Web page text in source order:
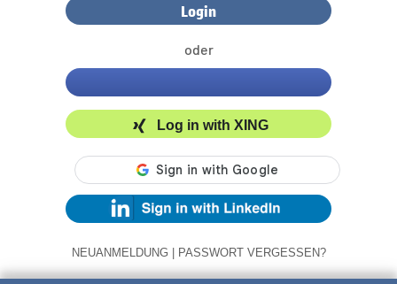
oder
Log in with XING
NEUANMELDUNG | PASSWORT VERGESSEN?